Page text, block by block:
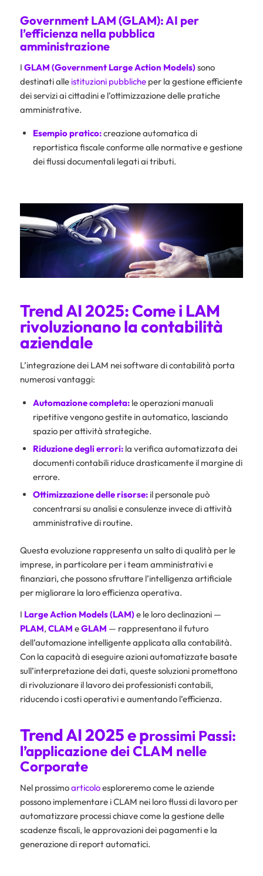
Government LAM (GLAM): AI per
l’efficienza nella pubblica
amministrazione
I GLAM (Government Large Action Models)sono
destinati alle istituzioni pubblicheper la gestione efficiente
dei servizi ai cittadini e l’ottimizzazione delle pratiche
amministrative.
Esempio pratico:creazione automatica di
reportistica fiscale conforme alle normative e gestione
dei flussi documentali legati ai tributi.
Trend AI 2025: Come i LAM
rivoluzionano la contabilità
aziendale
L’integrazione dei LAM nei software di contabilità porta
numerosi vantaggi:
Automazione completa:le operazioni manuali
ripetitive vengono gestite in automatico, lasciando
spazio per attività strategiche.
Riduzione degli errori:la verifica automatizzata dei
documenti contabili riduce drasticamente il margine di
errore.
Ottimizzazione delle risorse:il personale può
concentrarsi su analisi e consulenze invece di attività
amministrative di routine.
Questa evoluzione rappresenta un salto di qualità per le
imprese, in particolare per i team amministrativi e
finanziari, che possono sfruttare l’intelligenza artificiale
per migliorare la loro efficienza operativa.
I Large Action Models (LAM)e le loro declinazioni —
PLAM, CLAM eGLAM — rappresentano il futuro
dell’automazione intelligente applicata alla contabilità.
Con la capacità di eseguire azioni automatizzate basate
sull’interpretazione dei dati, queste soluzioni promettono
di rivoluzionare il lavoro dei professionisti contabili,
riducendo i costi operativi e aumentando l’efficienza.
Trend AI 2025 e prossimi Passi:
l’applicazione dei CLAM nelle
Corporate
Nel prossimoarticoloesploreremo come le aziende
possono implementare i CLAM nei loro flussi di lavoro per
automatizzare processi chiave come la gestione delle
scadenze fiscali, le approvazioni dei pagamenti e la
generazione di report automatici.